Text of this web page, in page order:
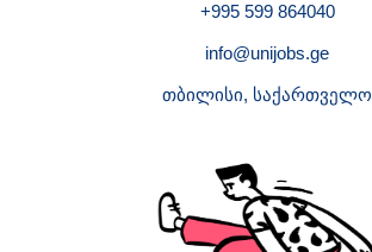
+995 599 864040
info@unijobs.ge
თბილისი, საქართველო